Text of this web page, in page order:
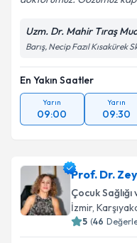
Uzm. Dr. Mahir Tıraş
Barış, Necip Fazıl Kısakürek
En Yakın Saatler
Yarın
09:00
Yarın
09:30
Prof. Dr.
Çocuk
İzmir,
5 (46